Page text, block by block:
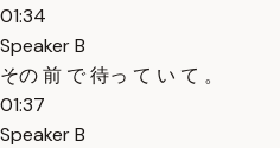
01:34
Speaker B
その 前 で 待っ て い て 。
01:37
Speaker B